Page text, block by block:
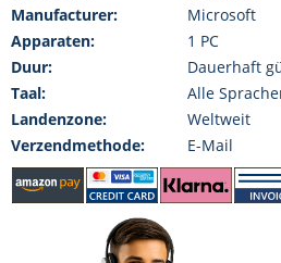
Manufacturer:
Microsoft
Apparaten:
1 PC
Duur:
Dauerhaft
Taal:
Alle
Landenzone:
Weltweit
Verzendmethode:
E-Mail